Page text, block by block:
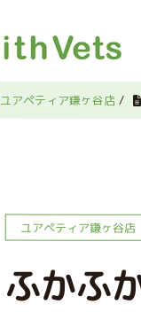
ユアペティア鎌ヶ谷店 /
ユアペティア鎌ヶ谷店
ふかふ